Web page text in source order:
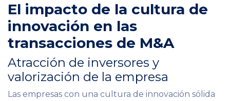
El impacto de la cultura de
innovación en las
transacciones de M&A
Atracción de inversores y
valorización de la empresa
Las empresas con una cultura de innovación sólida